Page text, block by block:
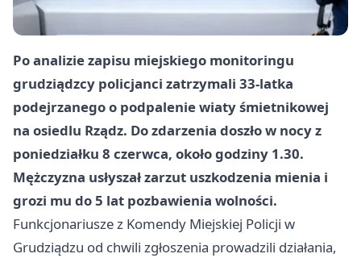
Po analizie zapisu miejskiego monitoringu
grudziądzcy policjanci zatrzymali 33-latka
podejrzanego o podpalenie wiaty śmietnikowej
na osiedlu Rządz. Do zdarzenia doszło w nocy z
poniedziałku 8 czerwca, około godziny 1.30.
Mężczyzna usłyszał zarzut uszkodzenia mienia i
grozi mu do 5 lat pozbawienia wolności.
Funkcjonariusze z Komendy Miejskiej Policji w
Grudziądzu od chwili zgłoszenia prowadzili działania,